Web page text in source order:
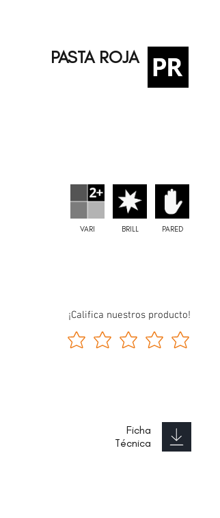
PASTA ROJA
VARI BRILL PARED
¡Califica nuestros producto!
Ficha
Técnica